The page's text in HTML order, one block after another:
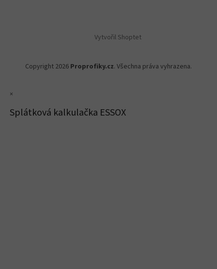
Vytvořil Shoptet
Copyright 2026 Proprofiky.cz. Všechna práva vyhrazena.
×
Splátková kalkulačka ESSOX